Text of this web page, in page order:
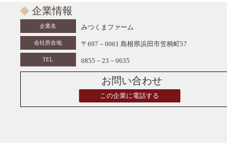
企業情報
企業名 みつくまファーム
会社所在地 〒697－0061 島根県浜田市笠柄町57
TEL 0855－23－0635
お問い合わせ
この企業に電話する